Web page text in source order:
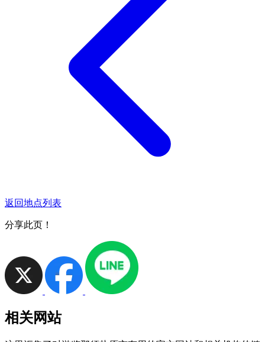
返回地点列表
分享此页！
相关网站